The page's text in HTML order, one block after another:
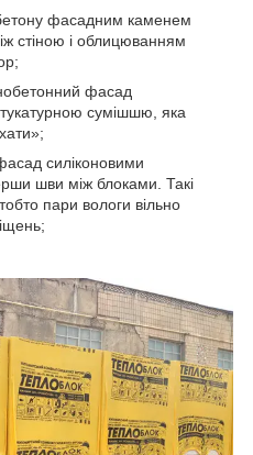
фасадним каменем
стіною і облицюванням
фасад
сумішшю, яка
силіконовими
шви між блоками. Такі
пари вологи вільно